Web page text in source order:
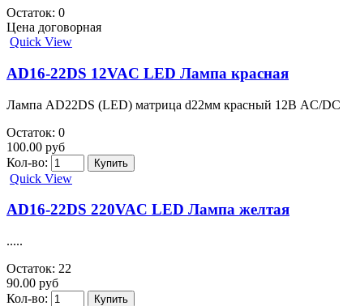
Остаток: 0
Цена договорная
Quick View
AD16-22DS 12VAC LED Лампа красная
Лампа AD22DS (LED) матрица d22мм красный 12В AC/
Остаток: 0
100.00 руб
Кол-во:
Quick View
AD16-22DS 220VAC LED Лампа желтая
.....
Остаток: 22
90.00 руб
Кол-во: